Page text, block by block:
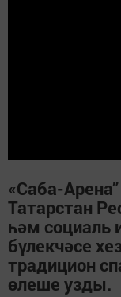
«Саба-
Татарстан
һәм социаль
бүлекчәсе
традицион
өлеше узды.